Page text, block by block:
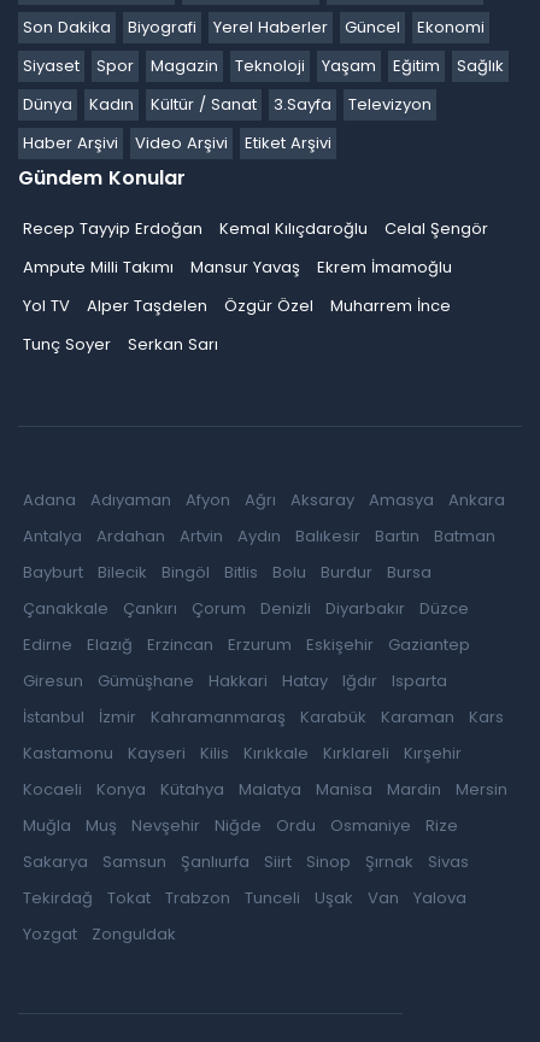
Son Dakika Biyografi Yerel Haberler Güncel
Ekonomi
Siyaset
Spor Magazin Teknoloji Yaşam Eğitim
Sağlık
Dünya
Kadın Kültür / Sanat 3.Sayfa
Televizyon
Haber Arşivi
Video Arşivi Etiket Arşivi
Gündem Konular
Recep Tayyip Erdoğan Kemal Kılıçdaroğlu
Celal Şengör
Ampute Milli Takımı
Mansur Yavaş
Ekrem İmamoğlu
Yol TV
Alper Taşdelen Özgür Özel
Muharrem İnce
Tunç Soyer
Serkan Sarı
Adana Adıyaman Afyon Ağrı Aksaray Amasya
Ankara
Antalya
Ardahan Artvin Aydın Balıkesir Bartın
Batman
Bayburt
Bilecik Bingöl Bitlis Bolu Burdur
Bursa
Çanakkale
Çankırı Çorum Denizli Diyarbakır
Düzce
Edirne
Elazığ Erzincan Erzurum Eskişehir
Gaziantep
Giresun
Gümüşhane Hakkari Hatay Iğdır
Isparta
İstanbul
İzmir Kahramanmaraş Karabük Karaman
Kars
Kastamonu
Kayseri Kilis Kırıkkale Kırklareli
Kırşehir
Kocaeli
Konya Kütahya Malatya Manisa Mardin
Mersin
Muğla
Muş Nevşehir Niğde Ordu Osmaniye
Rize
Sakarya
Samsun Şanlıurfa Siirt Sinop Şırnak
Sivas
Tekirdağ
Tokat Trabzon Tunceli Uşak Van
Yalova
Yozgat
Zonguldak